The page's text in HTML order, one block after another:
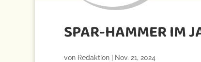
SPAR-HAMMER IM
von Redaktion Nov. 21, 2024